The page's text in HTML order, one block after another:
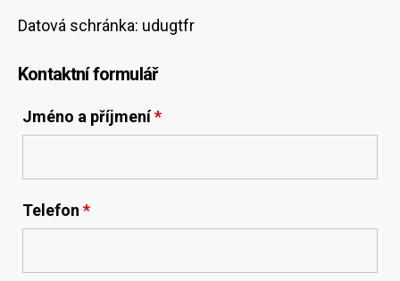
Datová schránka: udugtfr
Kontaktní formulář
Jméno a příjmení*
Telefon *